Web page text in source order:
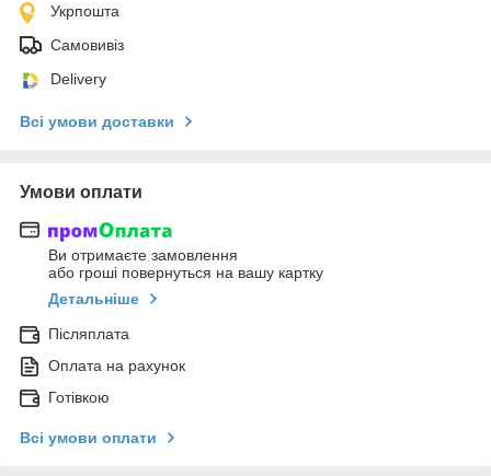
Укрпошта
Самовивіз
Delivery
Всі умови доставки
Умови оплати
Ви отримаєте замовлення
або гроші повернуться на вашу картку
Детальніше
Післяплата
Оплата на рахунок
Готівкою
Всі умови оплати